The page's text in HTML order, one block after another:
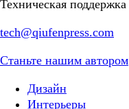
Техническая поддержка
tech@qiufenpress.com
Станьте нашим автором
Дизайн
Интерьеры